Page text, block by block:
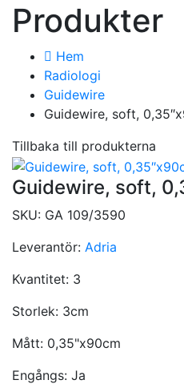
Produkter
Hem
Radiologi
Guidewire
Guidewire, soft,
Tillbaka till produkterna
Guidewire, soft,
SKU: GA 109/3590
Leverantör: Adria
Kvantitet: 3
Storlek: 3cm
Mått: 0,35"x90cm
Engångs: Ja